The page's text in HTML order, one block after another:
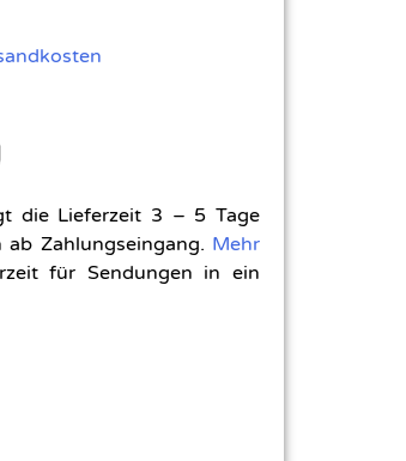
die Lieferzeit 3 – 5 Tage
Zahlungseingang. Mehr
für Sendungen in ein